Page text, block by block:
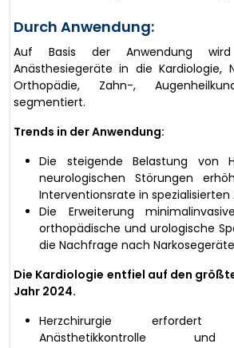
Durch Anwendung:
Auf Basis der Anwendung
Anästhesiegeräte in die Kardiologie,
Orthopädie, Zahn-,
segmentiert.
Trends in der Anwendung:
Die steigende Belastung von
neurologischen Störungen
Interventionsrate in spezialisierten
Die Erweiterung
orthopädische und urologische
die Nachfrage nach
Die Kardiologie entfiel auf den
Jahr 2024.
Herzchirurgie
Anästhetikkontrolle und